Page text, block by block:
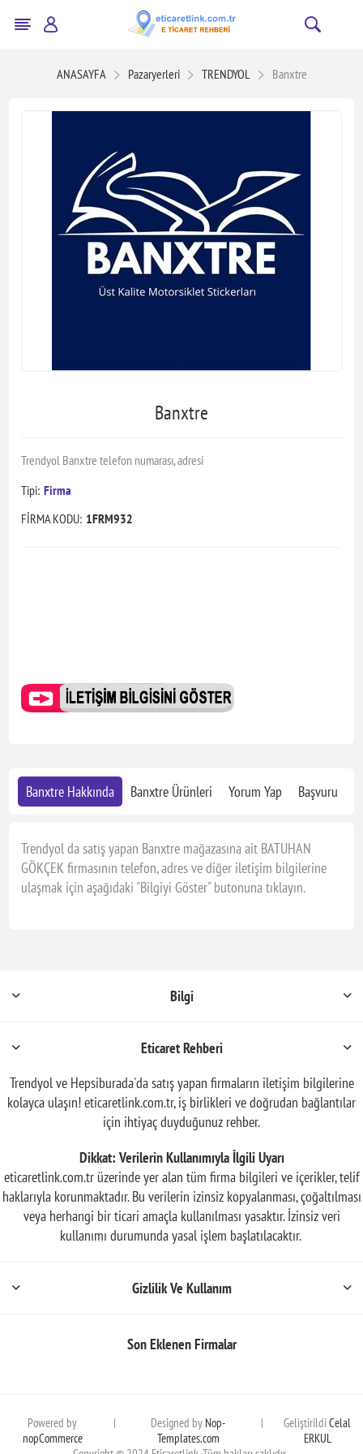
ANASAYFA Pazaryerleri TRENDYOL Banxtre
Banxtre
Trendyol Banxtre telefon numarası, adresi
Tipi: Firma
FİRMA KODU: 1FRM932
Banxtre Hakkında Banxtre Ürünleri Yorum Yap Başvuru
Trendyol da satış yapan Banxtre mağazasına ait BATUHAN
GÖKÇEK firmasının telefon, adres ve diğer iletişim bilgilerine
ulaşmak için aşağıdaki "Bilgiyi Göster" butonuna tıklayın.
Bilgi
Eticaret Rehberi
Trendyol ve Hepsiburada'da satış yapan firmaların iletişim bilgilerine
kolayca ulaşın! eticaretlink.com.tr, iş birlikleri ve doğrudan bağlantılar
için ihtiyaç duyduğunuz rehber.
Dikkat: Verilerin Kullanımıyla İlgili Uyarı
eticaretlink.com.tr üzerinde yer alan tüm firma bilgileri ve içerikler, telif
haklarıyla korunmaktadır. Bu verilerin izinsiz kopyalanması, çoğaltılması
veya herhangi bir ticari amaçla kullanılması yasaktır. İzinsiz veri
kullanımı durumunda yasal işlem başlatılacaktır.
Gizlilik Ve Kullanım
Son Eklenen Firmalar
Powered by
nopCommerce
| Designed by Nop-
Templates.com
| GeliştirildiCelal
ERKUL